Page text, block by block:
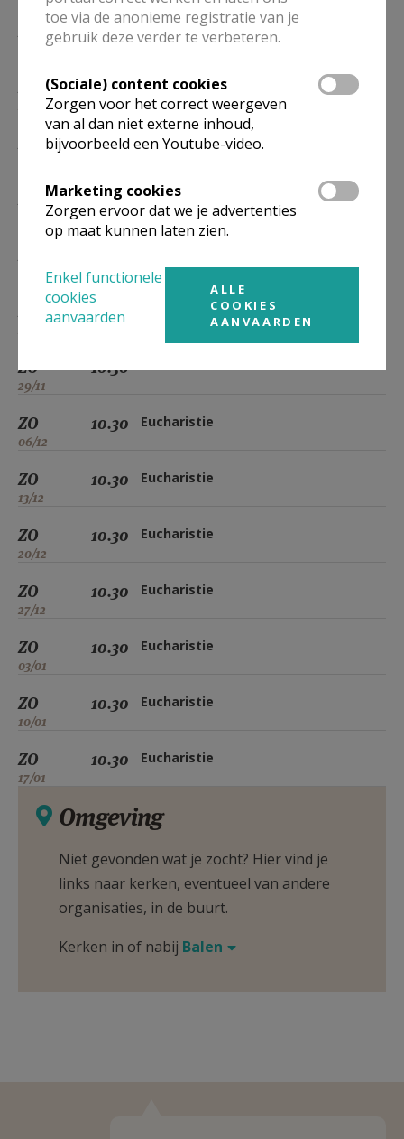
18/10
10.30 Eucharistie
10.30 Eucharistie
10.30 Eucharistie
08/11
10.30 Eucharistie
10.30 Eucharistie
ZO
29/11
10.30
ZO
06/12
10.30 Eucharistie
ZO
13/12
10.30 Eucharistie
ZO
20/12
10.30 Eucharistie
ZO
27/12
10.30 Eucharistie
ZO
03/01
10.30 Eucharistie
ZO
10/01
10.30 Eucharistie
ZO
17/01
10.30 Eucharistie
Omgeving
Niet gevonden wat je zocht? Hier vind je
links naar kerken, eventueel van andere
organisaties, in de buurt.
Kerken in of nabij Balen
toe via de anonieme registratie van je
gebruik deze verder te verbeteren.
(Sociale) content cookies
Zorgen voor het correct weergeven
van al dan niet externe inhoud,
bijvoorbeeld een Youtube-video.
Marketing cookies
Zorgen ervoor dat we je advertenties
op maat kunnen laten zien.
Enkel functionele
cookies
aanvaarden
ALLE
COOKIES
AANVAARDEN